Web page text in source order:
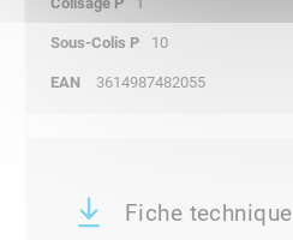
10
3614987482055
Fiche technique